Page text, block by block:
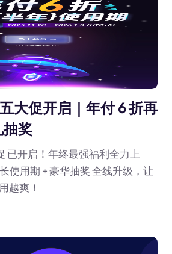
大促开启｜年付 6 折再
奖
已开启！年终最强福利全力上
使用期 + 豪华抽奖 全线升级，让
越爽！